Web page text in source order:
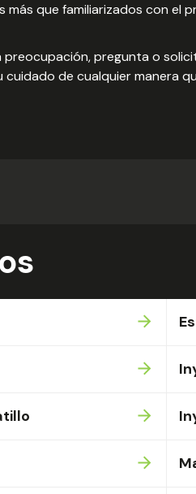
que familiarizados con
pregunta o
de cualquier manera